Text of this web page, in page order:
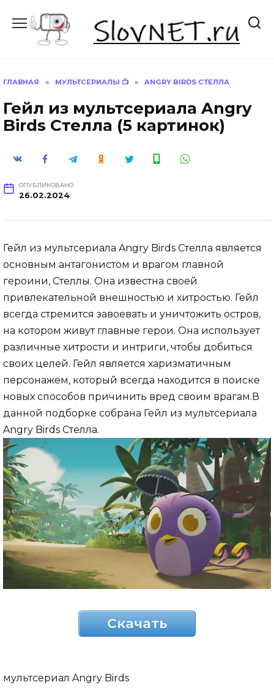
содержанию
ГЛАВНАЯ » МУЛЬТСЕРИАЛЫ 📺 » ANGRY BIRDS СТЕЛЛА
Гейл из мультсериала Angry
Birds Стелла (5 картинок)
ОПУБЛИКОВАНО
26.02.2024
Гейл из мультсериала Angry Birds Стелла является
основным антагонистом и врагом главной
героини, Стеллы. Она известна своей
привлекательной внешностью и хитростью. Гейл
всегда стремится завоевать и уничтожить остров,
на котором живут главные герои. Она использует
различные хитрости и интриги, чтобы добиться
своих целей. Гейл является харизматичным
персонажем, который всегда находится в поиске
новых способов причинить вред своим врагам.В
данной подборке собрана Гейл из мультсериала
Angry Birds Стелла.
Скачать
мультсериал Angry Birds